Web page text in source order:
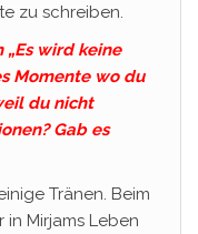
zu schreiben.
wird keine
Momente wo du
du nicht
Gab es
Tränen. Beim
Mirjams Leben